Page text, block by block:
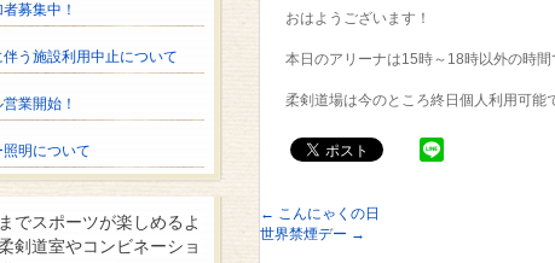
おはようございます！
本日のアリーナは15時～18時以外の時
柔剣道場は今のところ終日個人利用可能
← こんにゃくの日
世界禁煙デー →
募集中！
う施設利用中止について
業開始！
明について
でスポーツが楽しめるよ
剣道室やコンビネーショ